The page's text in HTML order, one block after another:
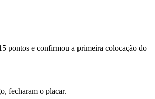
pontos e confirmou a primeira colocação do
fecharam o placar.